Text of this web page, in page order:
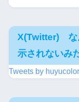
X(Twitter) な
示されないみ
Tweets by